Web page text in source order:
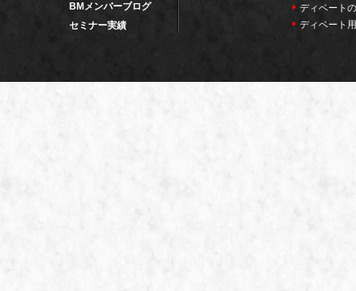
BMメンバーブログ
セミナー実績
ディベート
ディベート